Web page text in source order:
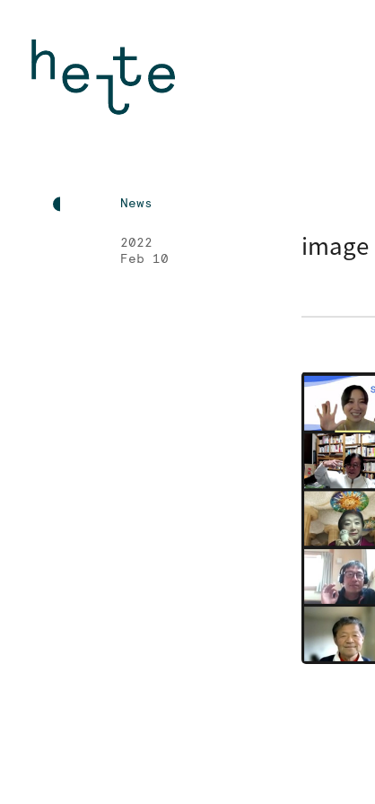
News
2022
Feb 10
image